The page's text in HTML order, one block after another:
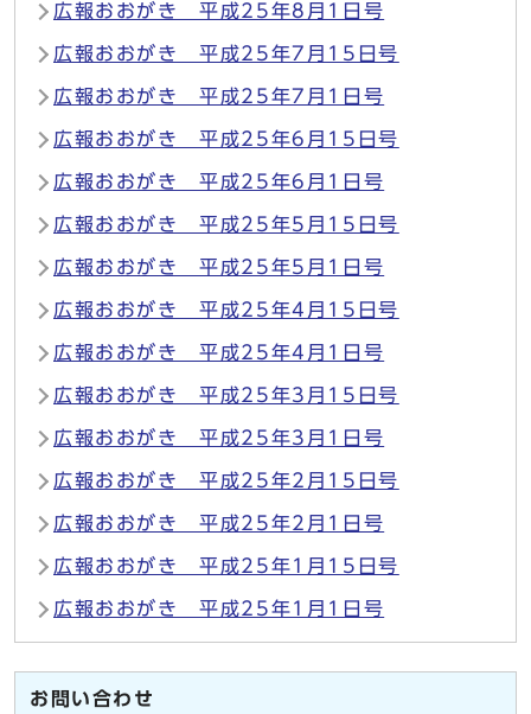
広報おおがき 平成25年8月1日号
広報おおがき 平成25年7月15日号
広報おおがき 平成25年7月1日号
広報おおがき 平成25年6月15日号
広報おおがき 平成25年6月1日号
広報おおがき 平成25年5月15日号
広報おおがき 平成25年5月1日号
広報おおがき 平成25年4月15日号
広報おおがき 平成25年4月1日号
広報おおがき 平成25年3月15日号
広報おおがき 平成25年3月1日号
広報おおがき 平成25年2月15日号
広報おおがき 平成25年2月1日号
広報おおがき 平成25年1月15日号
広報おおがき 平成25年1月1日号
お問い合わせ